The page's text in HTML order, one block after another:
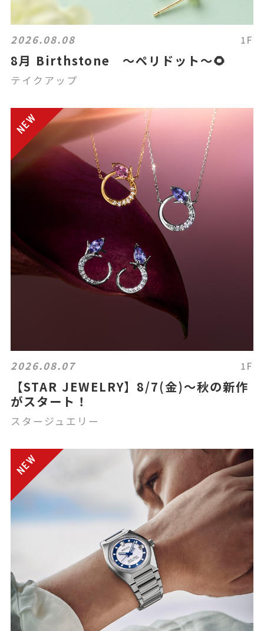
2026.08.08 1F
8月 Birthstone ～ペリドット～🌻
テイクアップ
2026.08.07 1F
【STAR JEWELRY】8/7(金)～秋の新作
がスタート！
スタージュエリー